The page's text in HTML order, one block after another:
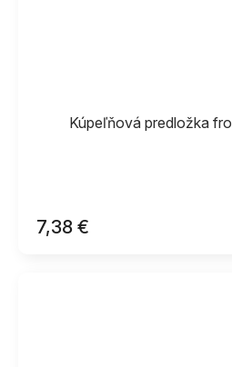
Kúpeľňová predložka
7,38 €